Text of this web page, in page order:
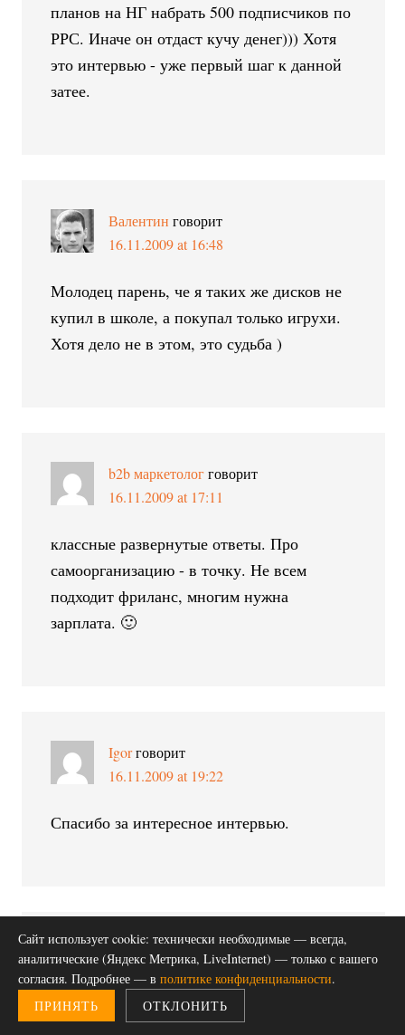
планов на НГ набрать 500 подписчиков по
РРС. Иначе он отдаст кучу денег))) Хотя
это интервью - уже первый шаг к данной
затее.
Валентин говорит
16.11.2009 at 16:48
Молодец парень, че я таких же дисков не
купил в школе, а покупал только игрухи.
Хотя дело не в этом, это судьба )
b2b маркетолог говорит
16.11.2009 at 17:11
классные развернутые ответы. Про
самоорганизацию - в точку. Не всем
подходит фриланс, многим нужна
зарплата. 🙂
Igorговорит
16.11.2009 at 19:22
Спасибо за интересное интервью.
ПРОФЕССОР
говорит
16.11.2009 at 19:33
После первого вопроса, а точнее длинного
Сайт использует cookie: технически необходимые — всегда,
аналитические (Яндекс Метрика, LiveInternet) — только с вашего
согласия. Подробнее — в политике конфиденциальности.
ПРИНЯТЬ
ОТКЛОНИТЬ